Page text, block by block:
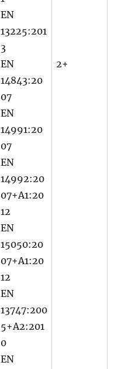
EN
13225:201
3
EN
14843:20
07
EN
14991:20
07
EN
14992:20
07+A1:20
12
EN
15050:20
07+A1:20
12
EN
13747:200
5+A2:201
0
EN
2+